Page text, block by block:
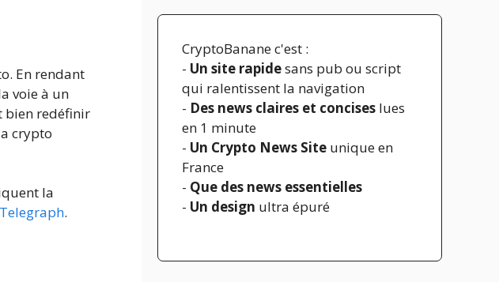
En rendant
voie à un
bien redéfinir
crypto
la
.
CryptoBanane c'est :
- Un site rapidesans pub ou script
qui ralentissent la navigation
- Des news claires et concises lues
en 1 minute
- Un Crypto News Site unique en
France
- Que des news essentielles
- Un design ultra épuré